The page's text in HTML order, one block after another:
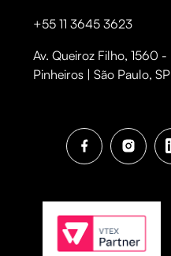
+55 11 3645 3623
Av. Queiroz Filho, 1560 -
Pinheiros | São Paulo, SP